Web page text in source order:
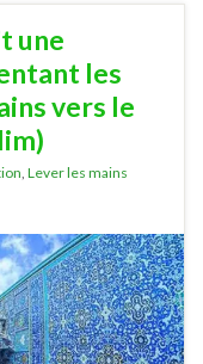
une
les
vers le
Lever les mains